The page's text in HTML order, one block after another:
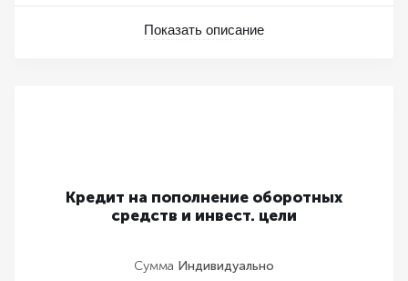
Показать описание
Кредит на пополнение оборотных
средств и инвест. цели
Сумма Индивидуально